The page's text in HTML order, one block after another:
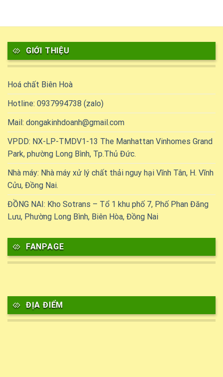
GIỚI THIỆU
Hoá chất Biên Hoà
Hotline: 0937994738 (zalo)
Mail: dongakinhdoanh@gmail.com
VPDD: NX-LP-TMDV1-13 The Manhattan Vinhomes Grand
Park, phường Long Bình, Tp.Thủ Đức.
Nhà máy: Nhà máy xử lý chất thải nguy hại Vĩnh Tân, H. Vĩnh
Cửu, Đồng Nai.
ĐỒNG NAI: Kho Sotrans – Tổ 1 khu phố 7, Phố Phan Đăng
Lưu, Phường Long Bình, Biên Hòa, Đồng Nai
FANPAGE
ĐỊA ĐIỂM